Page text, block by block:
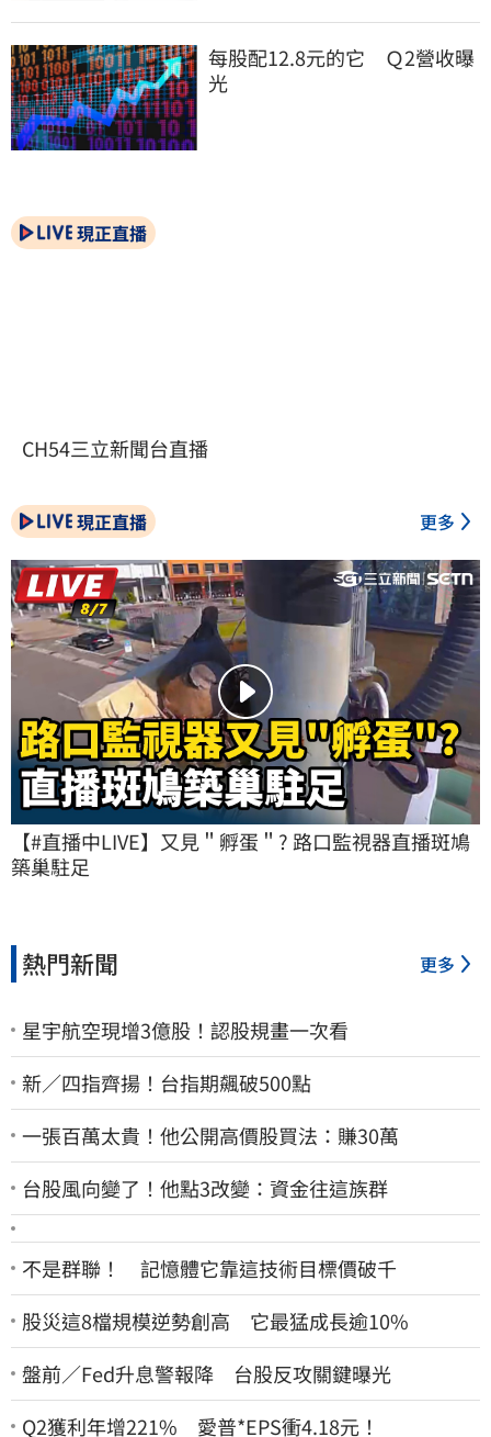
每股配12.8元的它　Ｑ2營收曝
光
現正直播
CH54三立新聞台直播
現正直播 更多
【#直播中LIVE】又見＂孵蛋＂? 路口監視器直播斑鳩
築巢駐足
熱門新聞 更多
星宇航空現增3億股！認股規畫一次看
新／四指齊揚！台指期飆破500點
一張百萬太貴！他公開高價股買法：賺30萬
台股風向變了！他點3改變：資金往這族群
不是群聯！ 記憶體它靠這技術目標價破千
股災這8檔規模逆勢創高 它最猛成長逾10%
盤前／Fed升息警報降 台股反攻關鍵曝光
Q2獲利年增221% 愛普*EPS衝4.18元！